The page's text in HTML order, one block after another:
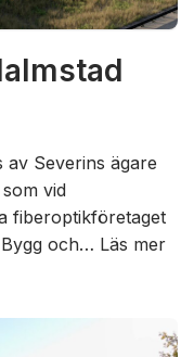
av Severins ägare
vid
fiberoptikföretaget
och… Läs mer